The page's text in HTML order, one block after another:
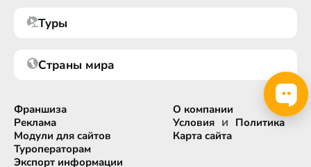
Туры
Страны мира
Франшиза
Реклама
Модули для сайтов
Туроператорам
Экспорт информации
О компании
Условия и Политика
Карта сайта